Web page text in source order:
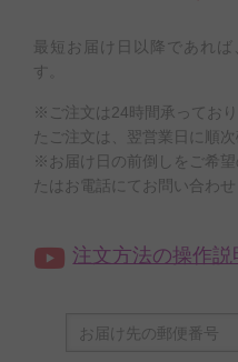
最短お届け日以降であれ
す。
※ご注文は24時間承ってお
たご注文は、翌営業日に順次
※お届け日の前倒しをご希望
たはお電話にてお問い合わせ
注文方法の操作説